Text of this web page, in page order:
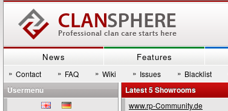
News Features
» Contact » FAQ » Wiki » Issues » Blacklist
Latest 5 Showrooms
www.rp-Community.de
Usermenu